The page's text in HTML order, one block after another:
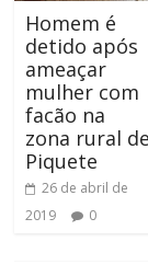
Homem é
detido após
ameaçar
mulher com
facão na
zona rural de
Piquete
26 de abril de
2019
0